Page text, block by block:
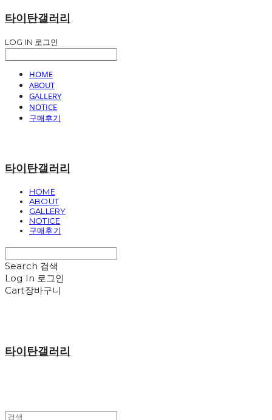
타이탄갤러리
LOG IN 로그인
HOME
ABOUT
GALLERY
NOTICE
구매후기
타이탄갤러리
HOME
ABOUT
GALLERY
NOTICE
구매후기
Search 검색
Log In 로그인
Cart장바구니
타이탄갤러리